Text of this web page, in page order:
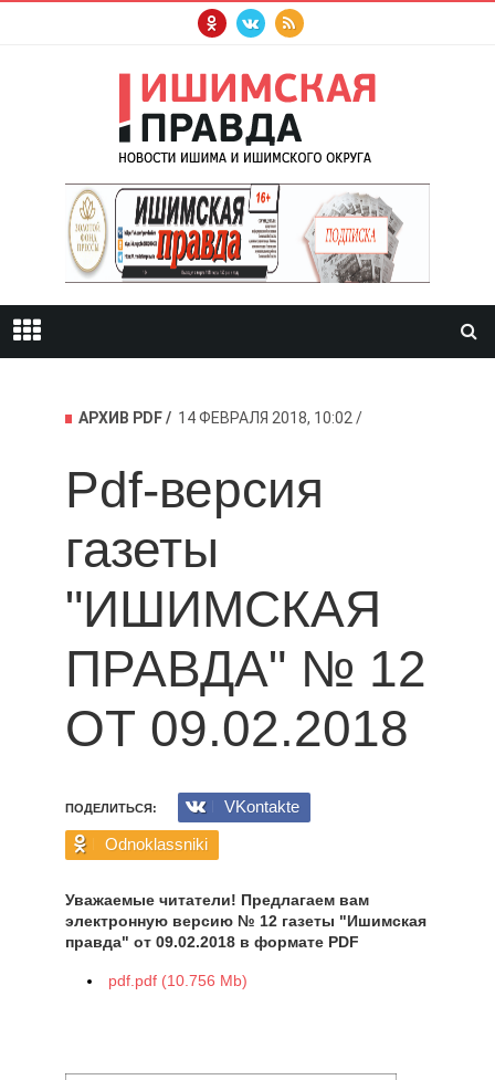
АРХИВ PDF 14 ФЕВРАЛЯ 2018, 10:02
Pdf-версия
газеты
"ИШИМСКАЯ
ПРАВДА" № 12
ОТ 09.02.2018
ПОДЕЛИТЬСЯ:
VKontakte
Odnoklassniki
Уважаемые читатели! Предлагаем вам
электронную версию № 12 газеты "Ишимская
правда" от 09.02.2018 в формате PDF
pdf.pdf (10.756 Mb)